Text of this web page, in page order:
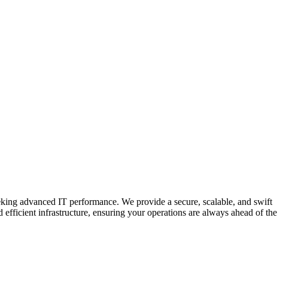
advanced IT performance. We provide a secure, scalable, and swift
infrastructure, ensuring your operations are always ahead of the